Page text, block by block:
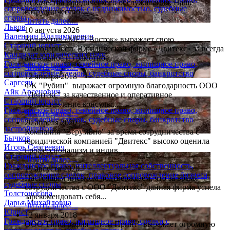
сопровождение сделок с недвижимостью, судебные
споры
Львов
Валентин Владимирович
Старший юрист
Кандидат юридических наук
Гражданское право, семейное право, жилищное право,
сопровождение сделок, судебные споры, банкротство
Саргсян
Айк Арсенович
Старший юрист
Гражданское право, семейное право, жилищное право,
сопровождение сделок, судебные споры, банкротство
застройщиков
Бычков
Игорь Сергеевич
Старший юрист
Гражданское право, интеллектуальная собственность,
сопровождение сделок, правовое сопровождение бизнеса,
судебные споры
Толстоногова
Дарья Михайловна
Юрист
Гражданское право, жилищное право, сделки с
от качества юридического обслуживания. Наше
сотрудничество ...
Читать далее....
10 августа 2026
Коллектив «МЕП Восток» выражает свою
благодарность Юридической фирме «Двитекс» за всегда
актуальное и грамотное...
Читать далее....
12 января 2018
ФК "Рубин" выражает огромную благодарность ООО
"Двитекс" за качественное и оперативное
предоставление консульт...
Читать далее....
20 апреля 2020
Компания "ВерумБио" за время сотрудничества с
юридической компанией "Двитекс" высоко оценила
профессионализм и индив...
Читать далее....
19 августа 2020
Настоящим письмом подтверждаем, что за время
сотрудничества с ООО "Двитекс" данная фирма успела
зарекомендовать себя...
Читать далее....
12 января 2018
ООО Типография "Сити Принт" выражает огромную